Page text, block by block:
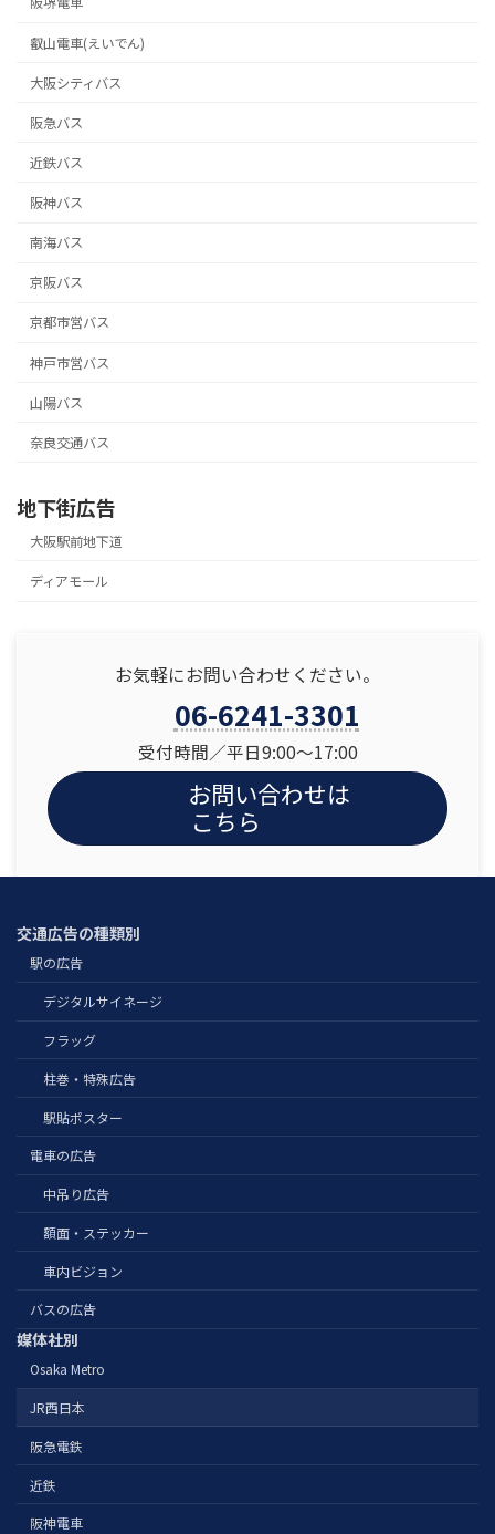
叡山電車(えいでん)
大阪シティバス
阪急バス
近鉄バス
阪神バス
南海バス
京阪バス
京都市営バス
神戸市営バス
山陽バス
奈良交通バス
地下街広告
大阪駅前地下道
ディアモール
お気軽にお問い合わせください。
06-6241-3301
受付時間／平日9:00〜17:00
お問い合わせは
こちら
交通広告の種類別
駅の広告
デジタルサイネージ
フラッグ
柱巻・特殊広告
駅貼ポスター
電車の広告
中吊り広告
額面・ステッカー
車内ビジョン
バスの広告
媒体社別
Osaka Metro
JR西日本
阪急電鉄
近鉄
阪神電車